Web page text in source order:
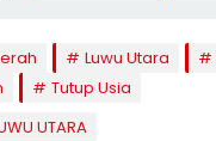
Luwu Utara
Tutup Usia
UTARA